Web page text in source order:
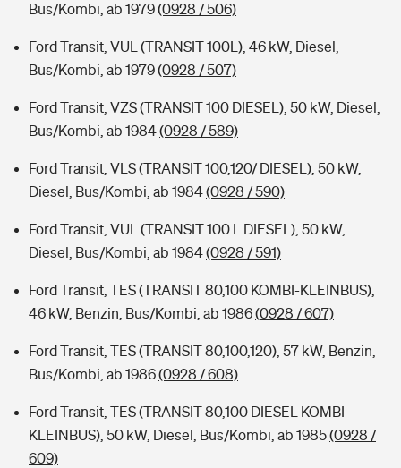
Bus/Kombi, ab 1979(0928 / 506)
Ford Transit, VUL (TRANSIT 100L), 46 kW, Diesel,
Bus/Kombi, ab 1979(0928 / 507)
Ford Transit, VZS (TRANSIT 100 DIESEL), 50 kW, Diesel,
Bus/Kombi, ab 1984(0928 / 589)
Ford Transit, VLS (TRANSIT 100,120/ DIESEL), 50 kW,
Diesel, Bus/Kombi, ab 1984(0928 / 590)
Ford Transit, VUL (TRANSIT 100 L DIESEL), 50 kW,
Diesel, Bus/Kombi, ab 1984(0928 / 591)
Ford Transit, TES (TRANSIT 80,100 KOMBI-KLEINBUS),
46 kW, Benzin, Bus/Kombi, ab 1986(0928 / 607)
Ford Transit, TES (TRANSIT 80,100,120), 57 kW, Benzin,
Bus/Kombi, ab 1986(0928 / 608)
Ford Transit, TES (TRANSIT 80,100 DIESEL KOMBI-
KLEINBUS), 50 kW, Diesel, Bus/Kombi, ab 1985(0928 /
609)